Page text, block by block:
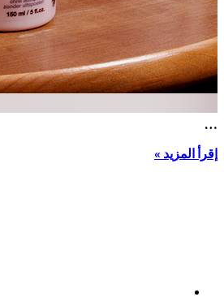
…
إقرأ المزيد »